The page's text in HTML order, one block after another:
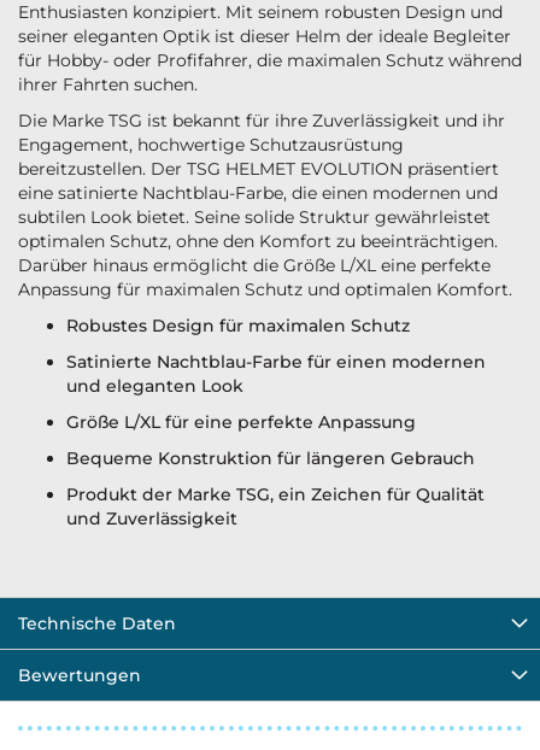
Enthusiasten konzipiert. Mit seinem robusten Design und
seiner eleganten Optik ist dieser Helm der ideale Begleiter
für Hobby- oder Profifahrer, die maximalen Schutz während
ihrer Fahrten suchen.
Die Marke TSG ist bekannt für ihre Zuverlässigkeit und ihr
Engagement, hochwertige Schutzausrüstung
bereitzustellen. Der TSG HELMET EVOLUTION präsentiert
eine satinierte Nachtblau-Farbe, die einen modernen und
subtilen Look bietet. Seine solide Struktur gewährleistet
optimalen Schutz, ohne den Komfort zu beeinträchtigen.
Darüber hinaus ermöglicht die Größe L/XL eine perfekte
Anpassung für maximalen Schutz und optimalen Komfort.
Robustes Design für maximalen Schutz
Satinierte Nachtblau-Farbe für einen modernen
und eleganten Look
Größe L/XL für eine perfekte Anpassung
Bequeme Konstruktion für längeren Gebrauch
Produkt der Marke TSG, ein Zeichen für Qualität
und Zuverlässigkeit
Technische Daten
Bewertungen